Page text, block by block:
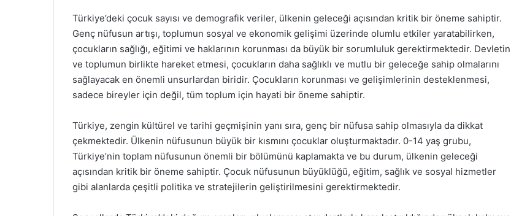
Türkiye’deki çocuk sayısı ve demografik veriler, ülkenin geleceği açısından kritik bir öneme sahiptir.
Genç nüfusun artışı, toplumun sosyal ve ekonomik gelişimi üzerinde olumlu etkiler yaratabilirken,
çocukların sağlığı, eğitimi ve haklarının korunması da büyük bir sorumluluk gerektirmektedir. Devletin
ve toplumun birlikte hareket etmesi, çocukların daha sağlıklı ve mutlu bir geleceğe sahip olmalarını
sağlayacak en önemli unsurlardan biridir. Çocukların korunması ve gelişimlerinin desteklenmesi,
sadece bireyler için değil, tüm toplum için hayati bir öneme sahiptir.
Türkiye, zengin kültürel ve tarihi geçmişinin yanı sıra, genç bir nüfusa sahip olmasıyla da dikkat
çekmektedir. Ülkenin nüfusunun büyük bir kısmını çocuklar oluşturmaktadır. 0-14 yaş grubu,
Türkiye’nin toplam nüfusunun önemli bir bölümünü kaplamakta ve bu durum, ülkenin geleceği
açısından kritik bir öneme sahiptir. Çocuk nüfusunun büyüklüğü, eğitim, sağlık ve sosyal hizmetler
gibi alanlarda çeşitli politika ve stratejilerin geliştirilmesini gerektirmektedir.